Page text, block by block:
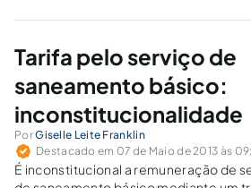
direito subjetivo do usuário de ter
prestado direta ou indiretamente pelo
Tarifa pelo serviço de
saneamento básico:
inconstitucionalidade
PorGiselle Leite Franklin
Destacado em 07 de Maio de 2013 às
É inconstitucional a remuneração de